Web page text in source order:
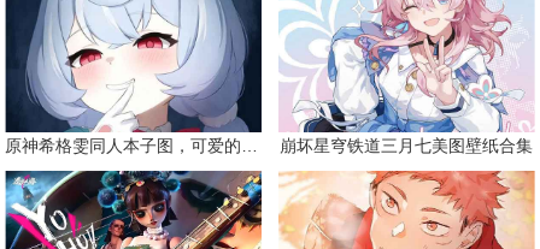
原神希格雯同人本子图，可爱的双马尾 崩坏星穹铁道三月七美图壁纸合集